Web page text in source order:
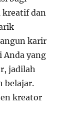
kreatif dan
karir
Anda yang
jadilah
belajar.
kreator